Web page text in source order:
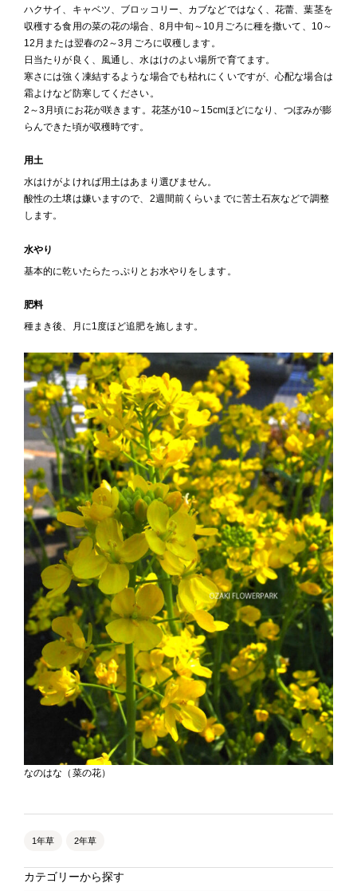
ハクサイ、キャベツ、ブロッコリー、カブなどではなく、花蕾、葉茎を
収穫する食用の菜の花の場合、8月中旬～10月ごろに種を撒いて、10～
12月または翌春の2～3月ごろに収穫します。
日当たりが良く、風通し、水はけのよい場所で育てます。
寒さには強く凍結するような場合でも枯れにくいですが、心配な場合は
霜よけなど防寒してください。
2～3月頃にお花が咲きます。花茎が10～15cmほどになり、つぼみが膨
らんできた頃が収穫時です。
用土
水はけがよければ用土はあまり選びません。
酸性の土壌は嫌いますので、2週間前くらいまでに苦土石灰などで調整
します。
水やり
基本的に乾いたらたっぷりとお水やりをします。
肥料
種まき後、月に1度ほど追肥を施します。
なのはな（菜の花）
1年草 2年草
カテゴリーから探す